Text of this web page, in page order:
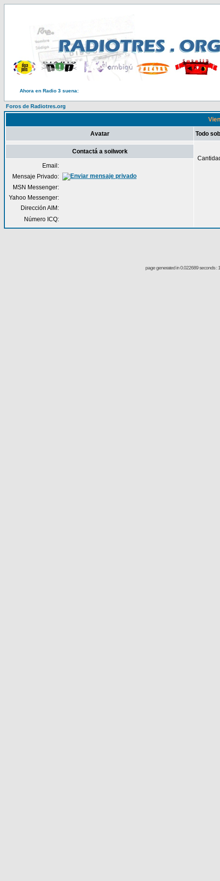
Ahora en Radio 3 suena:
Foros de Radiotres.org
Avatar Todo
Contactá a soilwork
Email:
Mensaje Privado:
MSN Messenger:
Yahoo Messenger:
Dirección AIM:
Número ICQ:
page generated in 0.022689 seconds :